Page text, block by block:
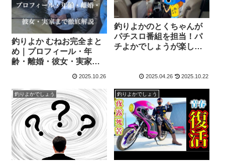
釣りよか むねお完全まと
め｜プロフィール・年
齢・離婚・彼女・実家ま
2025.10.26
釣りよかのとくちゃんが
パチスロ番組を担当！パ
チよかでしょうが楽し
2025.04.26 2025.10.22
釣りよかでしょう 釣りよかでしょう